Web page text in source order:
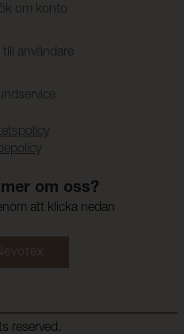
om konto
till användare
om oss?
att klicka nedan
reserved.